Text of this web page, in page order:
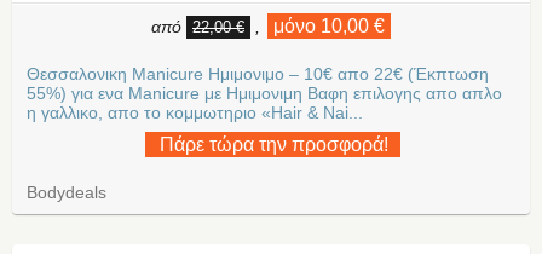
από 22,00 € μόνο 10,00 €
Θεσσαλονικη Manicure Ημιμονιμo – 10€ απο 22€ (Έκπτωση
55%) για ενα Manicure με Ημιμονιμη Βαφη επιλογης απο απλο
η γαλλικο, απο το κομμωτηριο «Hair & Nai...
Πάρε τώρα την προσφορά!
Bodydeals